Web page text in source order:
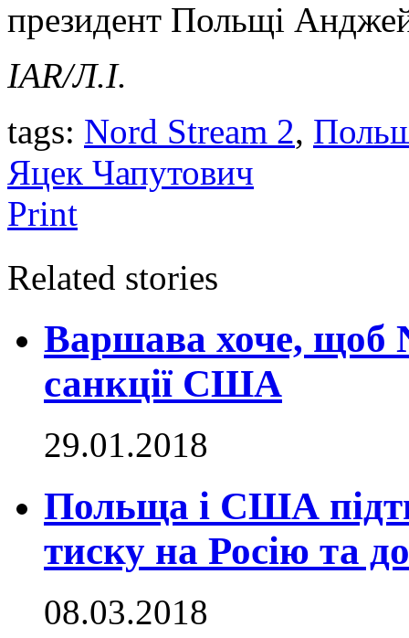
президент Польщі
IAR/Л.І.
tags: Nord Stream 2,
Яцек Чапутович
Print
Related stories
Варшава хоче, щоб
санкції США
29.01.2018
Польща і США
тиску на Росію та
08.03.2018